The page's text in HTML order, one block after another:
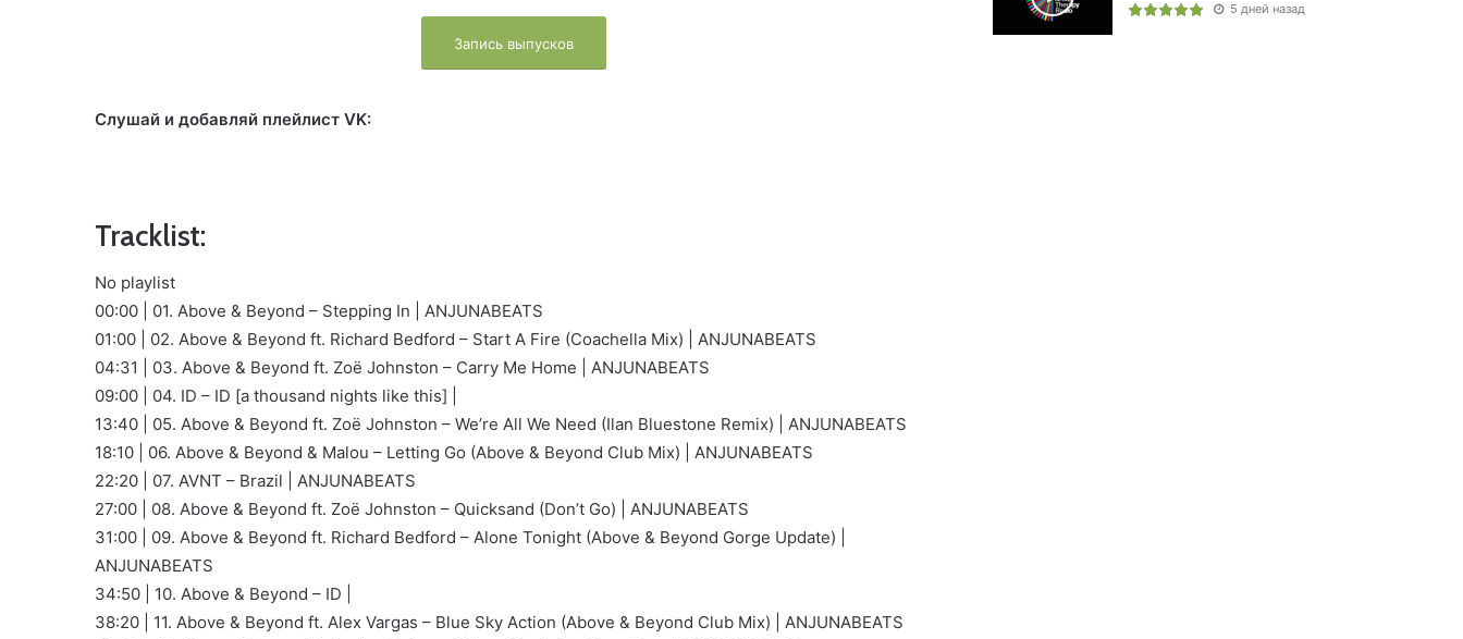
Запись выпусков
Слушай и добавляй плейлист VK:
Tracklist:
No playlist
00:00 | 01. Above & Beyond – Stepping In | ANJUNABEATS
01:00 | 02. Above & Beyond ft. Richard Bedford – Start A Fire (Coachella Mix) | ANJUNABEATS
04:31 | 03. Above & Beyond ft. Zoë Johnston – Carry Me Home | ANJUNABEATS
09:00 | 04. ID – ID [a thousand nights like this] |
13:40 | 05. Above & Beyond ft. Zoë Johnston – We’re All We Need (Ilan Bluestone Remix) | ANJUNABEATS
18:10 | 06. Above & Beyond & Malou – Letting Go (Above & Beyond Club Mix) | ANJUNABEATS
22:20 | 07. AVNT – Brazil | ANJUNABEATS
27:00 | 08. Above & Beyond ft. Zoë Johnston – Quicksand (Don’t Go) | ANJUNABEATS
31:00 | 09. Above & Beyond ft. Richard Bedford – Alone Tonight (Above & Beyond Gorge Update) |
ANJUNABEATS
34:50 | 10. Above & Beyond – ID |
38:20 | 11. Above & Beyond ft. Alex Vargas – Blue Sky Action (Above & Beyond Club Mix) | ANJUNABEATS
5 дней назад